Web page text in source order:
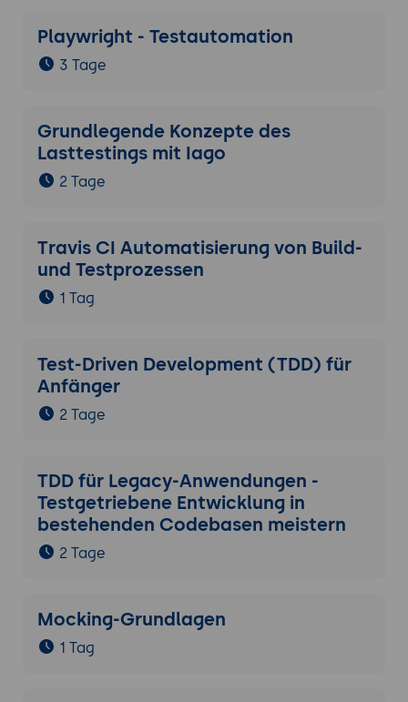
Playwright - Testautomation
3 Tage
Grundlegende Konzepte des
Lasttestings mit Iago
2 Tage
Travis CI Automatisierung von Build-
und Testprozessen
1 Tag
Test-Driven Development (TDD) für
Anfänger
2 Tage
TDD für Legacy-Anwendungen -
Testgetriebene Entwicklung in
bestehenden Codebasen meistern
2 Tage
Mocking-Grundlagen
1 Tag